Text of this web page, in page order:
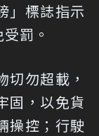
」標誌指示
罰。
勿超載，
固，以免貨
操控；行駛